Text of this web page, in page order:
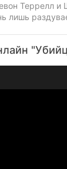
Террелл
лишь